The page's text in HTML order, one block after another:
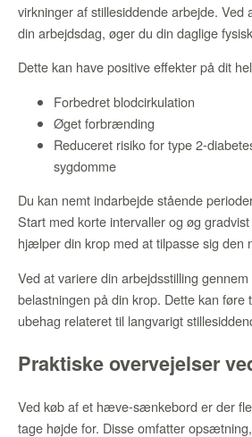
virkninger af stillesiddende arbejde. Ved
din arbejdsdag, øger du din daglige
Dette kan have positive effekter på dit
Forbedret blodcirkulation
Øget forbrænding
Reduceret risiko for type 2-
sygdomme
Du kan nemt indarbejde stående
Start med korte intervaller og øg
hjælper din krop med at tilpasse sig den
Ved at variere din arbejdsstilling
belastningen på din krop. Dette kan
ubehag relateret til langvarigt
Praktiske overvejelser
Ved køb af et hæve-sænkebord er der
tage højde for. Disse omfatter